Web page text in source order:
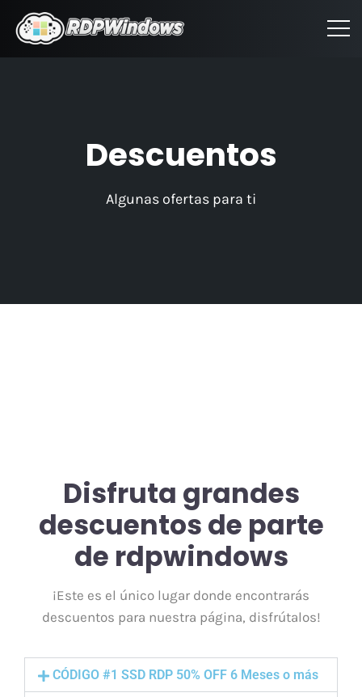
Descuentos
Algunas ofertas para ti
Disfruta grandes
descuentos de parte
de rdpwindows
¡Este es el único lugar donde encontrarás
descuentos para nuestra página, disfrútalos!
CÓDIGO #1 SSD RDP 50% OFF 6 Meses o más